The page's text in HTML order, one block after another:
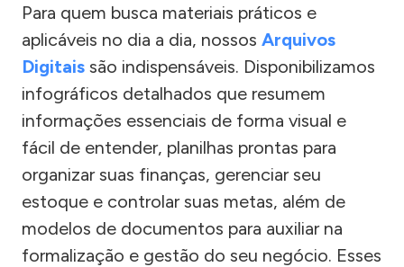
Para quem busca materiais práticos e
aplicáveis no dia a dia, nossos Arquivos
Digitais são indispensáveis. Disponibilizamos
infográficos detalhados que resumem
informações essenciais de forma visual e
fácil de entender, planilhas prontas para
organizar suas finanças, gerenciar seu
estoque e controlar suas metas, além de
modelos de documentos para auxiliar na
formalização e gestão do seu negócio. Esses